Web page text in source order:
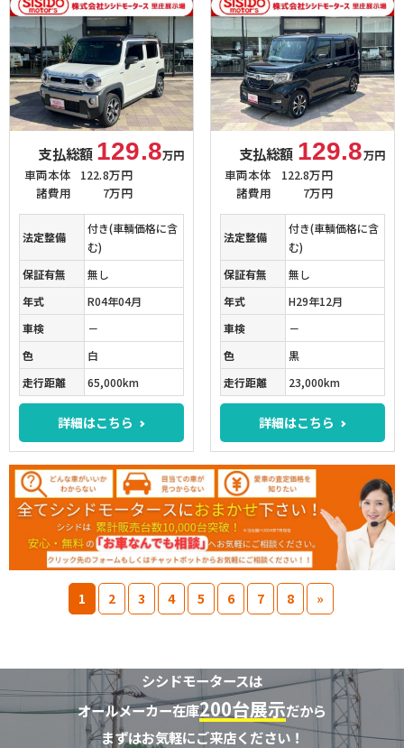
支払総額 129.8万円
車両本体
122.8万円
諸費用
7万円
法定整備
付き(車輌価格に含
む)
保証有無
無し
年式
R04年04月
車検
－
色
白
走行距離
65,000km
詳細はこちら
支払総額 129.8万円
車両本体
122.8万円
諸費用
7万円
法定整備
付き(車輌価格に含
む)
保証有無
無し
年式
H29年12月
車検
－
色
黒
走行距離
23,000km
詳細はこちら
1 2 3 4 5 6 7 8 »
シシドモータースは
オールメーカー在庫200台展示だから
まずはお気軽にご来店ください！